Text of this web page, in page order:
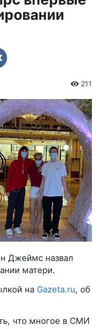
211
Джеймс назвал
матери.
на Gazeta.ru, об
что многое в СМИ